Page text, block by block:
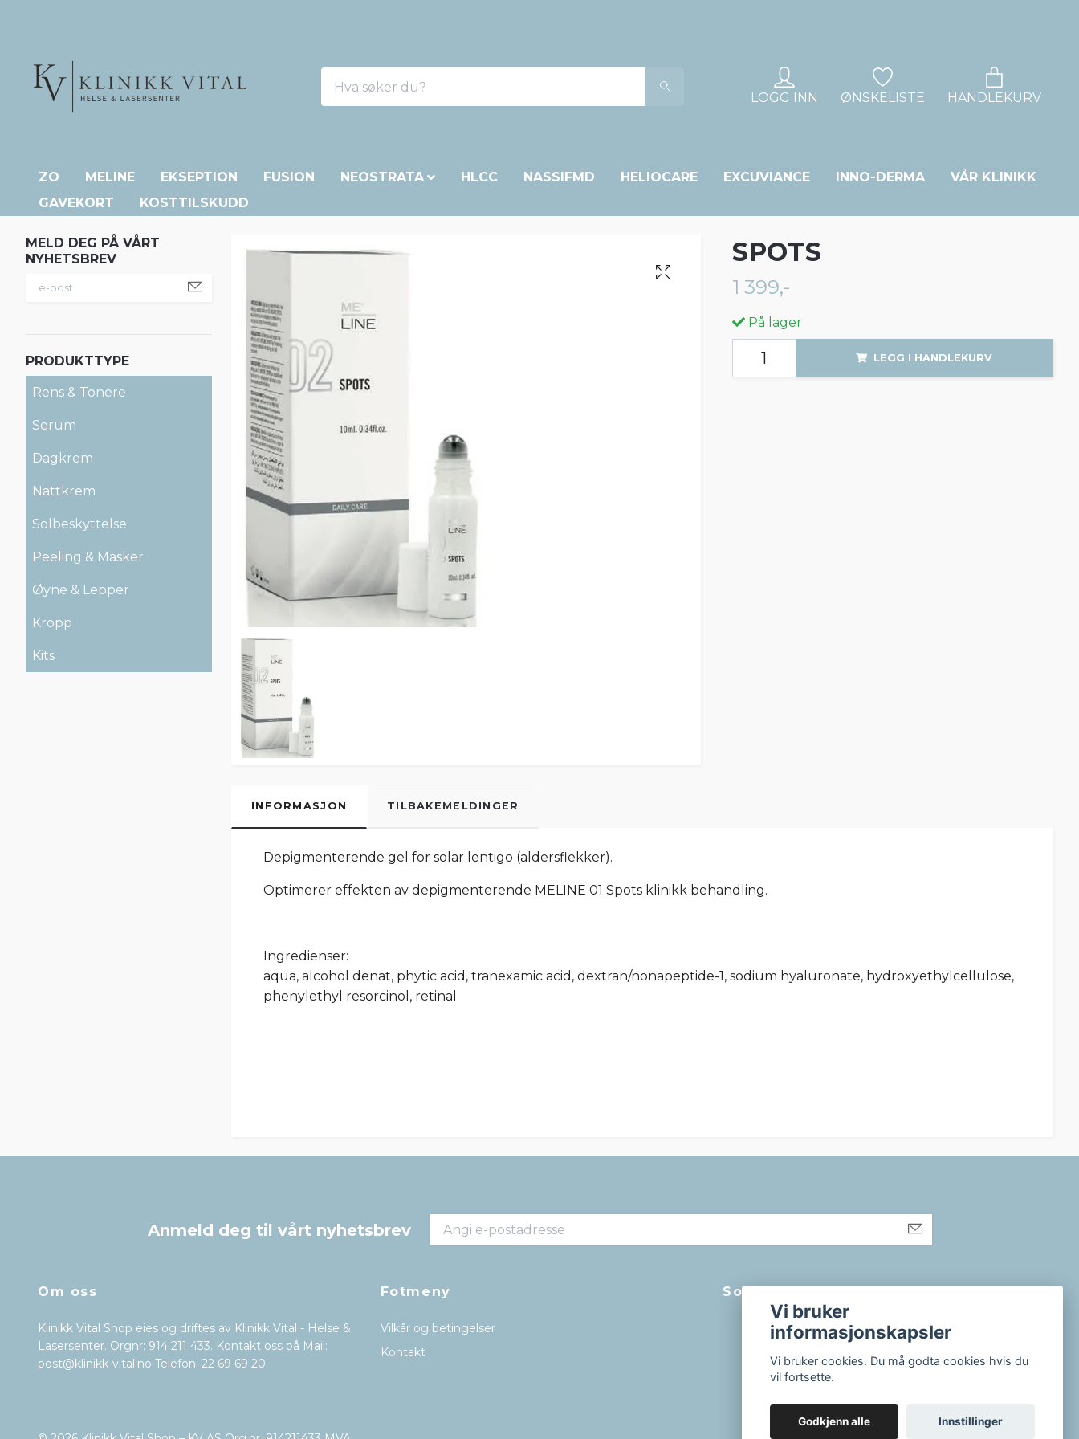
LOGG INN ØNSKELISTE HANDLEKURV
ZO MELINE EKSEPTION FUSION NEOSTRATA HLCC NASSIFMD HELIOCARE EXCUVIANCE INNO-DERMA
VÅR KLINIKK
GAVEKORT
KOSTTILSKUDD
MELD DEG PÅ VÅRT
NYHETSBREV
PRODUKTTYPE
Rens & Tonere
Serum
Dagkrem
Nattkrem
Solbeskyttelse
Peeling & Masker
Øyne & Lepper
Kropp
Kits
SPOTS
1 399,-
På lager
LEGG I HANDLEKURV
INFORMASJON TILBAKEMELDINGER
Depigmenterende gel for solar lentigo (aldersflekker).
Optimerer effekten av depigmenterende MELINE 01 Spots klinikk behandling.
Ingredienser:
aqua, alcohol denat, phytic acid, tranexamic acid, dextran/nonapeptide-1, sodium hyaluronate, hydroxyethylcellulose,
phenylethyl resorcinol, retinal
Anmeld deg til vårt nyhetsbrev
Om oss
Klinikk Vital Shop eies og driftes av Klinikk Vital - Helse &
Lasersenter. Orgnr: 914 211 433. Kontakt oss på Mail:
post@klinikk-vital.no Telefon: 22 69 69 20
Fotmeny
Vilkår og betingelser
Kontakt
Sosiale medier
Vi bruker
informasjonskapsler
Vi bruker cookies. Du må godta cookies hvis du
vil fortsette.
Godkjenn alle Innstillinger